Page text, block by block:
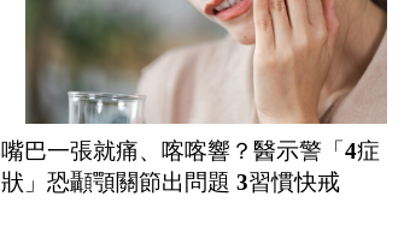
嘴巴一張就痛、喀喀響？醫示警「4症
狀」恐顳顎關節出問題 3習慣快戒